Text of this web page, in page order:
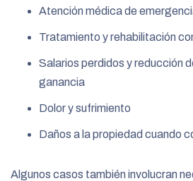
Atención médica de
Tratamiento y rehabilitación
Salarios perdidos y reducción
ganancia
Dolor y sufrimiento
Daños a la propiedad cuando
Algunos casos también involucran